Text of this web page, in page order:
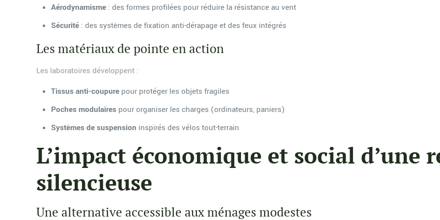
Aérodynamisme : des formes profilées pour réduire la résistance au vent
Sécurité : des systèmes de fixation anti-dérapage et des feux intégrés
Les matériaux de pointe en action
Les laboratoires développent :
Tissus anti-coupure pour protéger les objets fragiles
Poches modulaires pour organiser les charges (ordinateurs, paniers)
Systèmes de suspension inspirés des vélos tout-terrain
L’impact économique et social d’une
silencieuse
Une alternative accessible aux ménages modestes